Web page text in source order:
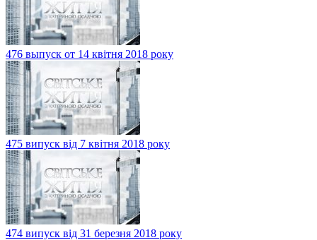
476 выпуск от 14 квітня 2018 року
475 випуск від 7 квітня 2018 року
474 випуск від 31 березня 2018 року